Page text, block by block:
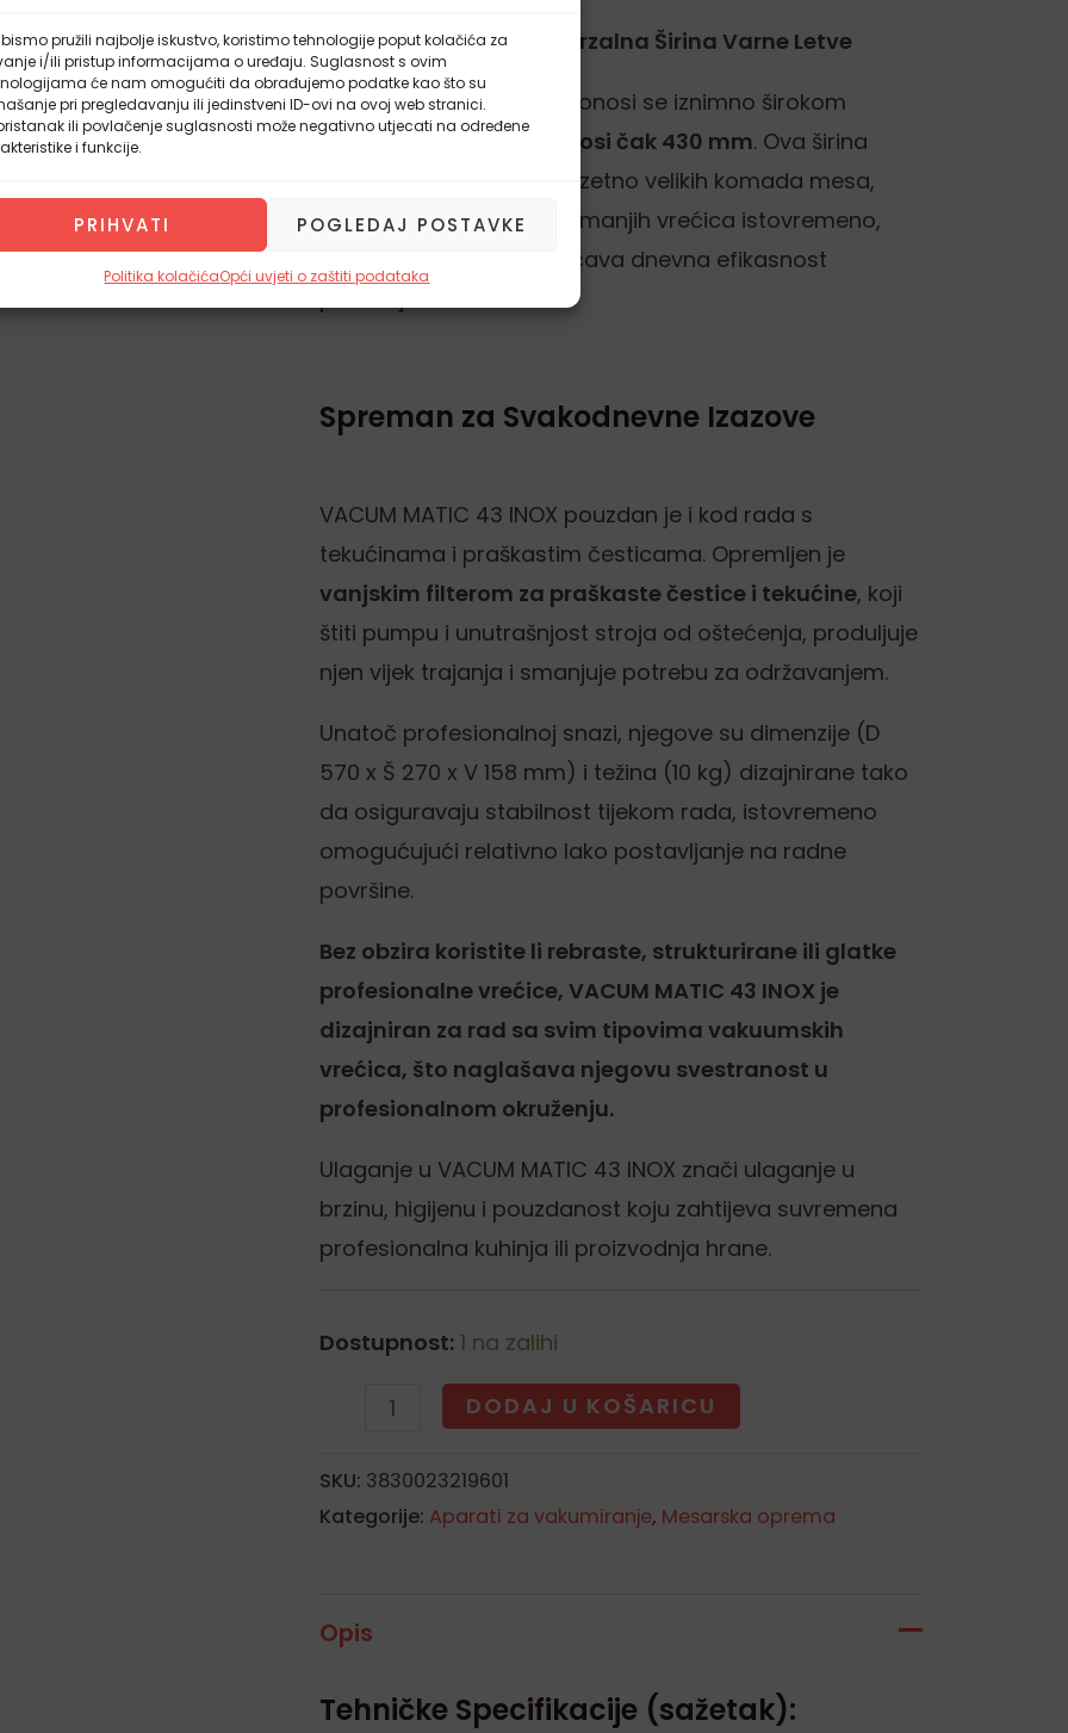
pružili najbolje iskustvo, koristimo tehnologije poput kolačića za
i/ili pristup informacijama o uređaju. Suglasnost s ovim
će nam omogućiti da obrađujemo podatke kao što su
pri pregledavanju ili jedinstveni ID-ovi na ovoj web stranici.
ili povlačenje suglasnosti može negativno utjecati na određene
i funkcije.
PRIHVATI POGLEDAJ POSTAVKE
Politika kolačićaOpći uvjeti o zaštiti podataka
Ključna prednost: Univerzalna Širina Varne Letve
VACUM MATIC 43 INOX ponosi se iznimno širokom
varnom letvom koja iznosi čak 430 mm. Ova širina
omogućuje pakiranje izuzetno velikih komada mesa,
cijele ribe ili većeg broja manjih vrećica istovremeno,
čime se drastično povećava dnevna efikasnost
Spreman za Svakodnevne Izazove
VACUM MATIC 43 INOX pouzdan je i kod rada s
tekućinama i praškastim česticama. Opremljen je
vanjskim filterom za praškaste čestice i tekućine, koji
štiti pumpu i unutrašnjost stroja od oštećenja, produljuje
njen vijek trajanja i smanjuje potrebu za održavanjem.
Unatoč profesionalnoj snazi, njegove su dimenzije (D
570 x Š 270 x V 158 mm) i težina (10 kg) dizajnirane tako
da osiguravaju stabilnost tijekom rada, istovremeno
omogućujući relativno lako postavljanje na radne
površine.
Bez obzira koristite li rebraste, strukturirane ili glatke
profesionalne vrećice, VACUM MATIC 43 INOX je
dizajniran za rad sa svim tipovima vakuumskih
vrećica, što naglašava njegovu svestranost u
profesionalnom okruženju.
Ulaganje u VACUM MATIC 43 INOX znači ulaganje u
brzinu, higijenu i pouzdanost koju zahtijeva suvremena
profesionalna kuhinja ili proizvodnja hrane.
Dostupnost: 1 na zalihi
DODAJ U KOŠARICU
SKU: 3830023219601
Kategorije: Aparati za vakumiranje, Mesarska oprema
Opis
Tehničke Specifikacije (sažetak):